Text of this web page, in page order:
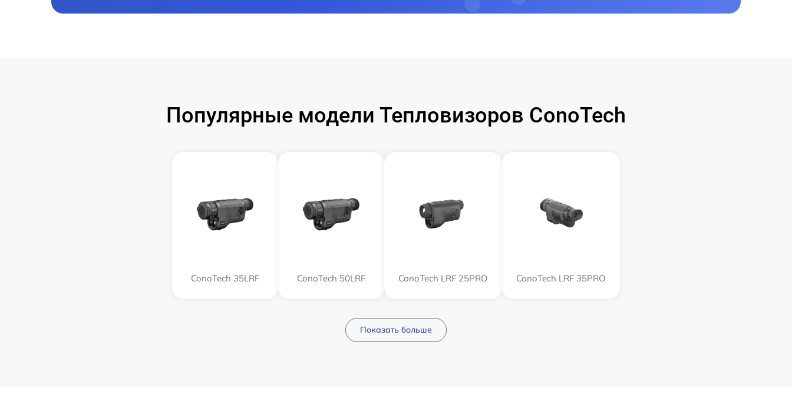
Популярные модели Тепловизоров ConoTech
ConoTech 35LRF ConoTech 50LRF ConoTech LRF 25PRO ConoTech LRF 35PRO
Показать больше